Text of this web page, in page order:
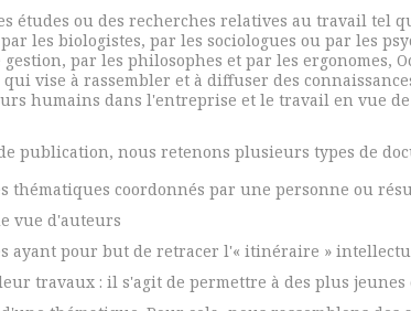
études ou des recherches relatives au travail tel
les biologistes, par les sociologues ou par les
gestion, par les philosophes et par les ergonomes,
vise à rassembler et à diffuser des
humains dans l'entreprise et le travail en vue
publication, nous retenons plusieurs types de
thématiques coordonnés par une personne ou
vue d'auteurs
ayant pour but de retracer l'« itinéraire »
travaux : il s'agit de permettre à des plus